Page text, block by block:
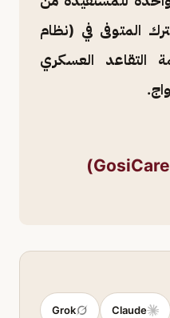
المتوفى في (نظام
التقاعد العسكري
Claude
Grok